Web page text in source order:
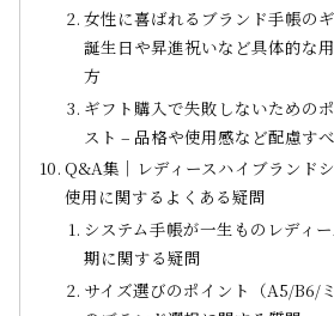
女性に喜ばれるブランド手帳の
誕生日や昇進祝いなど具体的な
方
ギフト購入で失敗しないための
スト – 品格や使用感など配慮す
Q&A集｜レディースハイブランド
使用に関するよくある疑問
システム手帳が一生ものレディ
期に関する疑問
サイズ選びのポイント（A5/B6/